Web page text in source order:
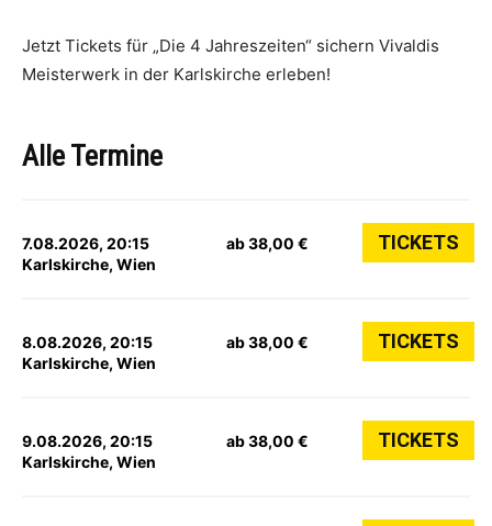
Jetzt Tickets für „Die 4 Jahreszeiten“ sichern Vivaldis
Meisterwerk in der Karlskirche erleben!
Alle Termine
7.08.2026, 20:15
Karlskirche, Wien
ab 38,00 € TICKETS
8.08.2026, 20:15
Karlskirche, Wien
ab 38,00 € TICKETS
9.08.2026, 20:15
Karlskirche, Wien
ab 38,00 € TICKETS